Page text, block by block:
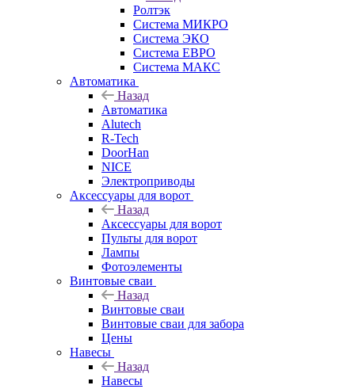
Ролтэк
Система МИКРО
Система ЭКО
Система ЕВРО
Система МАКС
Автоматика
Назад
Автоматика
Alutech
R-Tech
DoorHan
NICE
Электроприводы
Аксессуары для ворот
Назад
Аксессуары для ворот
Пульты для ворот
Лампы
Фотоэлементы
Винтовые сваи
Назад
Винтовые сваи
Винтовые сваи для забора
Цены
Навесы
Назад
Навесы